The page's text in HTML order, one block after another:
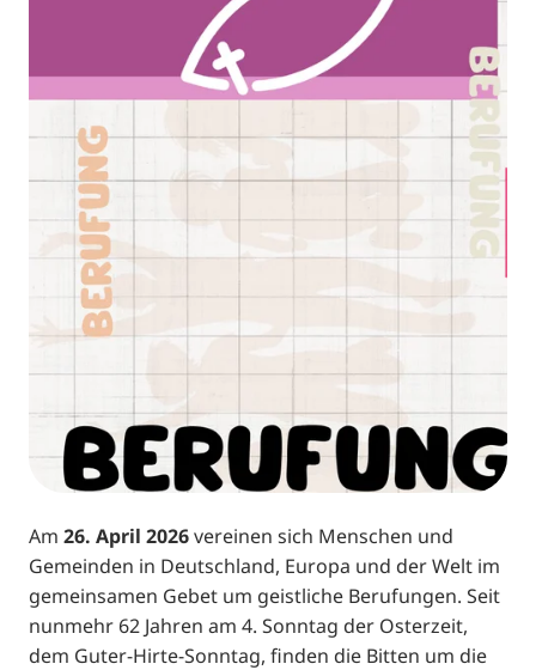
Am 26. April 2026vereinen sich Menschen und
Gemeinden in Deutschland, Europa und der Welt im
gemeinsamen Gebet um geistliche Berufungen. Seit
nunmehr 62 Jahren am 4. Sonntag der Osterzeit,
dem Guter-Hirte-Sonntag, finden die Bitten um die